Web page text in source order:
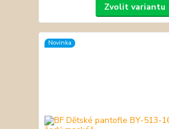
Zvolit variantu
Novinka